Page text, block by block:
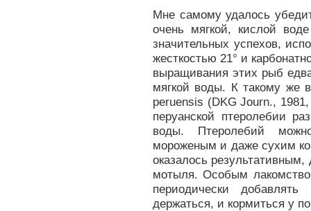
Мне самому удалось
очень мягкой, кислой
значительных успехов,
жесткостью 21° и
выращивания этих рыб
мягкой воды. К такому же
peruensis (DKG Journ.,
перуанской птеролебии
воды. Птеролебий
мороженым и даже сухим
оказалось
мотыля. Особым
периодически
держаться, и кормиться у